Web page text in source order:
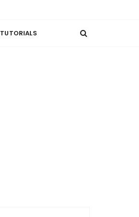
TUTORIALS